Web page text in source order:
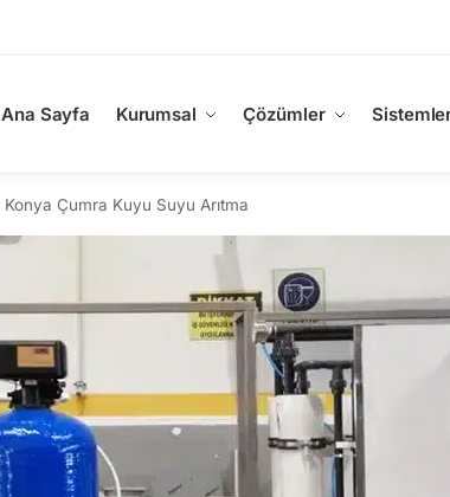
Ana Sayfa Kurumsal Çözümler
Konya Çumra Kuyu Suyu Arıtma